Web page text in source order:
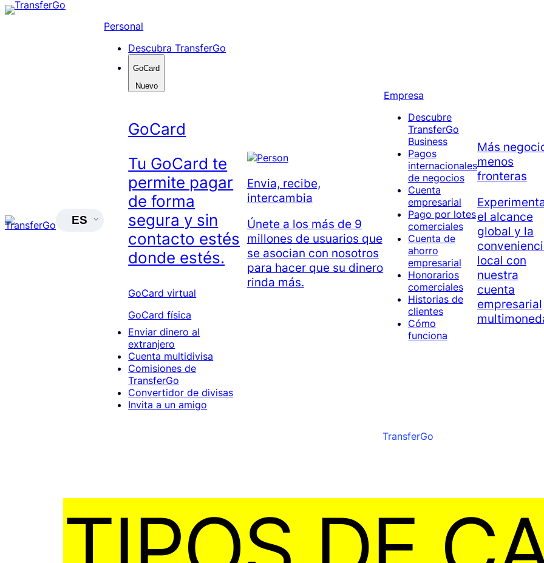
Skip
ES
Personal
Descubra TransferGo
GoCard
Nuevo
GoCard
Tu GoCard te
permite pagar
de forma
segura y sin
contacto estés
donde estés.
GoCard virtual
GoCard física
Enviar dinero al
extranjero
Cuenta multidivisa
Comisiones de
TransferGo
Convertidor de divisas
Invita a un amigo
Envia, recibe,
intercambia
Únete a los más de 9
millones de usuarios que
se asocian con nosotros
para hacer que su dinero
rinda más.
Empresa
Descubre
TransferGo
Business
Pagos
internacionales
de negocios
Cuenta
empresarial
Pago por lotes
comerciales
Cuenta de
ahorro
empresarial
Honorarios
comerciales
Historias de
clientes
Cómo
funciona
Más
menos
fronteras
el alcance
global y la
local con
nuestra
cuenta
empresarial
TransferGo